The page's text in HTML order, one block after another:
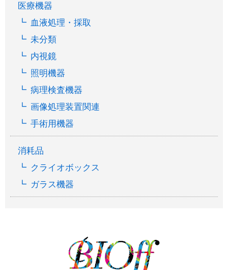
医療機器
血液処理・採取
未分類
内視鏡
照明機器
病理検査機器
画像処理装置関連
手術用機器
消耗品
クライオボックス
ガラス機器